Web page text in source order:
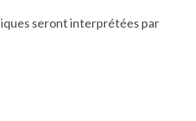
seront interprétées par